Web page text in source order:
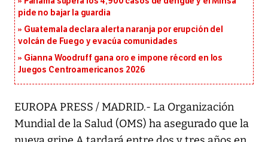
pide no bajar la guardia
Guatemala declara alerta naranja por erupción del
volcán de Fuego y evacúa comunidades
Gianna Woodruff gana oro e impone récord en los
Juegos Centroamericanos 2026
EUROPA PRESS / MADRID.- La Organización
Mundial de la Salud (OMS) ha asegurado que la